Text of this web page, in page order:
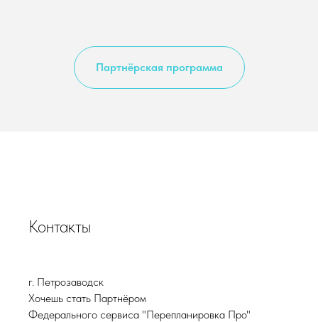
Партнёрская программа
Контакты
г. Петрозаводск
Хочешь стать Партнёром
Федерального сервиса "Перепланировка Про"